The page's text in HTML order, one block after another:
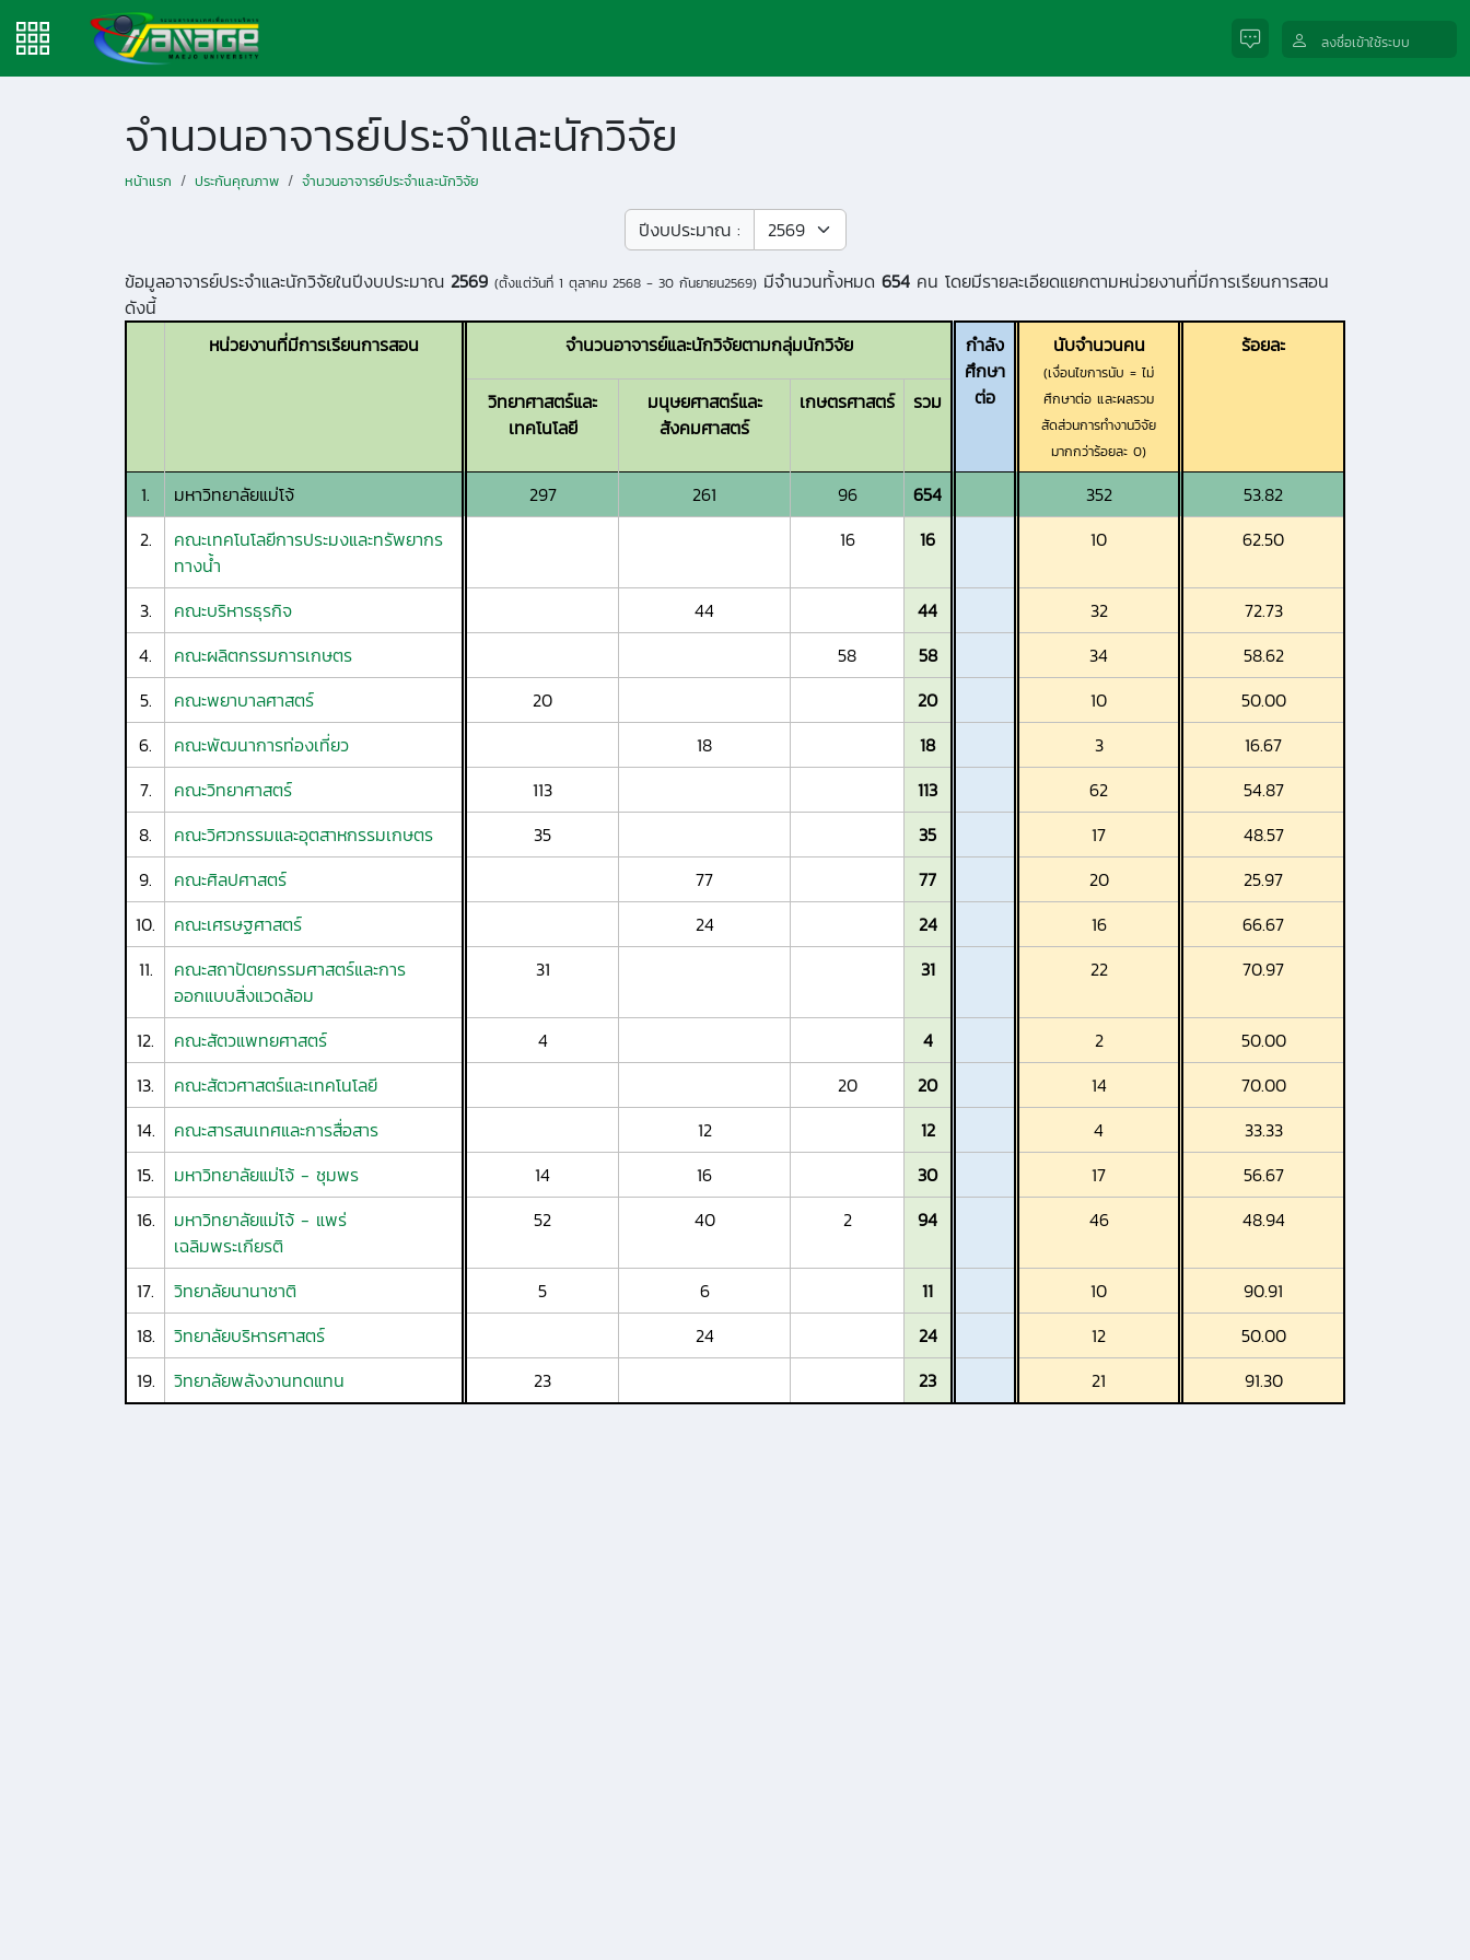
ลงชื่อเข้าใช้ระบบ
จำนวนอาจารย์ประจำและนักวิจัย
หน้าแรก ประกันคุณภาพ จำนวนอาจารย์ประจำและนักวิจัย
ปีงบประมาณ :
ข้อมูลอาจารย์ประจำและนักวิจัยในปีงบประมาณ 2569 (ตั้งแต่วันที่ 1 ตุลาคม 2568 - 30 กันยายน2569) มีจำนวนทั้งหมด 654 คน โดยมีรายละเอียดแยกตามหน่วยงานที่มีการเรียนการสอน
ดังนี้
หน่วยงานที่มีการเรียนการสอน
จำนวนอาจารย์และนักวิจัยตามกลุ่มนักวิจัย
กำลัง
ศึกษา
ต่อ
นับจำนวนคน
(เงื่อนไขการนับ = ไม่
ศึกษาต่อ และผลรวม
สัดส่วนการทำงานวิจัย
มากกว่าร้อยละ 0)
ร้อยละ
วิทยาศาสตร์และ
เทคโนโลยี
มนุษยศาสตร์และ
สังคมศาสตร์
เกษตรศาสตร์ รวม
1. มหาวิทยาลัยแม่โจ้ 297 261 96 654 352
53.82
2.
คณะเทคโนโลยีการประมงและทรัพยากร
ทางน้ำ
16 16 10 62.50
3. คณะบริหารธุรกิจ 44 44 32
72.73
4.
คณะผลิตกรรมการเกษตร 58 58 34
58.62
5.
คณะพยาบาลศาสตร์ 20 20 10
50.00
6.
คณะพัฒนาการท่องเที่ยว 18 18 3
16.67
7.
คณะวิทยาศาสตร์ 113 113 62
54.87
8.
คณะวิศวกรรมและอุตสาหกรรมเกษตร 35 35 17
48.57
9.
คณะศิลปศาสตร์ 77 77 20
25.97
10.
คณะเศรษฐศาสตร์ 24 24 16
66.67
11.
คณะสถาปัตยกรรมศาสตร์และการ
ออกแบบสิ่งแวดล้อม
31 31 22 70.97
12. คณะสัตวแพทยศาสตร์ 4 4 2
50.00
13.
คณะสัตวศาสตร์และเทคโนโลยี 20 20 14
70.00
14.
คณะสารสนเทศและการสื่อสาร 12 12 4
33.33
15.
มหาวิทยาลัยแม่โจ้ - ชุมพร 14 16 30 17
56.67
16.
มหาวิทยาลัยแม่โจ้ - แพร่
เฉลิมพระเกียรติ
52 40 2 94 46 48.94
17. วิทยาลัยนานาชาติ 5 6 11 10
90.91
18.
วิทยาลัยบริหารศาสตร์ 24 24 12
50.00
19.
วิทยาลัยพลังงานทดแทน 23 23 21 91.30